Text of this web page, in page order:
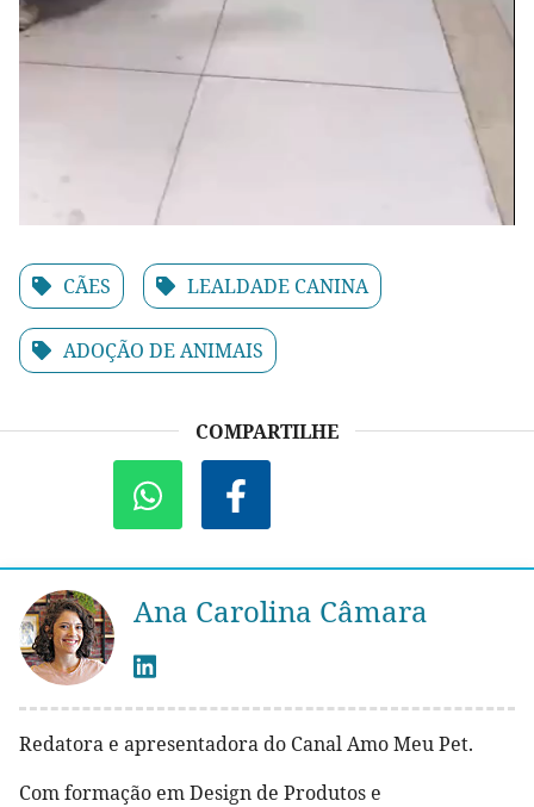
CÃES LEALDADE CANINA
ADOÇÃO DE ANIMAIS
COMPARTILHE
Ana Carolina Câmara
Redatora e apresentadora do Canal Amo Meu Pet.
Com formação em Design de Produtos e